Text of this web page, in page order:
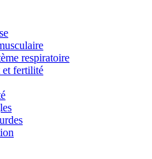
respiratoire
et fertilité